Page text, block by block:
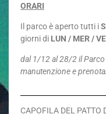
ORARI
Il parco è aperto tutti i
giorni di LUN / MER /
dal 1/12 al 28/2 il
manutenzione e
CAPOFILA DEL PATTO